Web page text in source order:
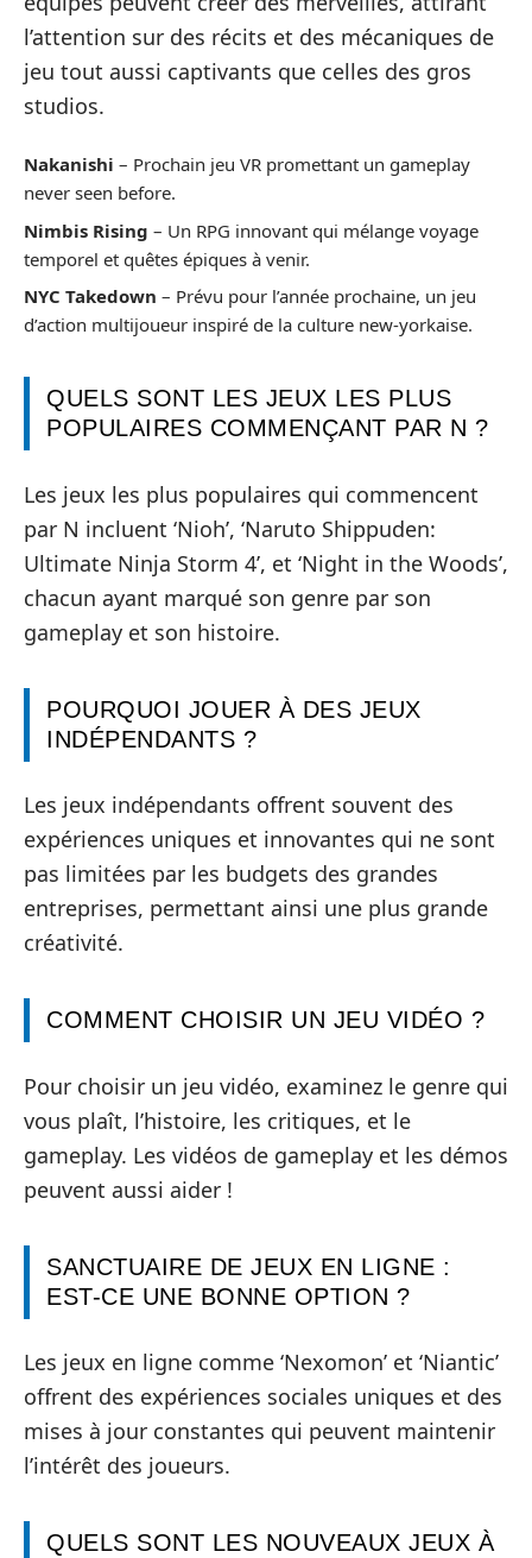
l’attention sur des récits et des mécaniques de
jeu tout aussi captivants que celles des gros
studios.
Nakanishi – Prochain jeu VR promettant un gameplay
never seen before.
Nimbis Rising – Un RPG innovant qui mélange voyage
temporel et quêtes épiques à venir.
NYC Takedown – Prévu pour l’année prochaine, un jeu
d’action multijoueur inspiré de la culture new-yorkaise.
QUELS SONT LES JEUX LES PLUS
POPULAIRES COMMENÇANT PAR N ?
Les jeux les plus populaires qui commencent
par N incluent ‘Nioh’, ‘Naruto Shippuden:
Ultimate Ninja Storm 4’, et ‘Night in the Woods’,
chacun ayant marqué son genre par son
gameplay et son histoire.
POURQUOI JOUER À DES JEUX
INDÉPENDANTS ?
Les jeux indépendants offrent souvent des
expériences uniques et innovantes qui ne sont
pas limitées par les budgets des grandes
entreprises, permettant ainsi une plus grande
créativité.
COMMENT CHOISIR UN JEU VIDÉO ?
Pour choisir un jeu vidéo, examinez le genre qui
vous plaît, l’histoire, les critiques, et le
gameplay. Les vidéos de gameplay et les démos
peuvent aussi aider !
SANCTUAIRE DE JEUX EN LIGNE :
EST-CE UNE BONNE OPTION ?
Les jeux en ligne comme ‘Nexomon’ et ‘Niantic’
offrent des expériences sociales uniques et des
mises à jour constantes qui peuvent maintenir
l’intérêt des joueurs.
QUELS SONT LES NOUVEAUX JEUX À